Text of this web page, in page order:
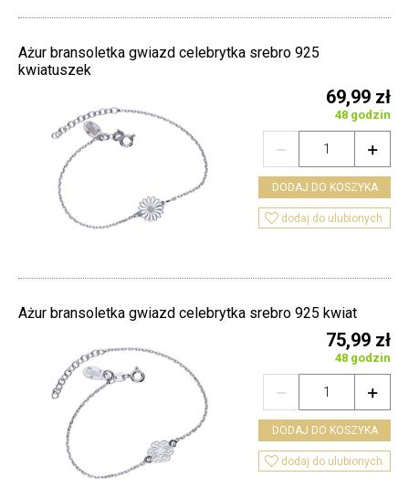
Ażur bransoletka gwiazd celebrytka srebro 925
kwiatuszek
69,99 zł
48 godzin


DODAJ DO KOSZYKA
 dodaj do ulubionych
Ażur bransoletka gwiazd celebrytka srebro 925 kwiat
75,99 zł
48 godzin


DODAJ DO KOSZYKA
 dodaj do ulubionych